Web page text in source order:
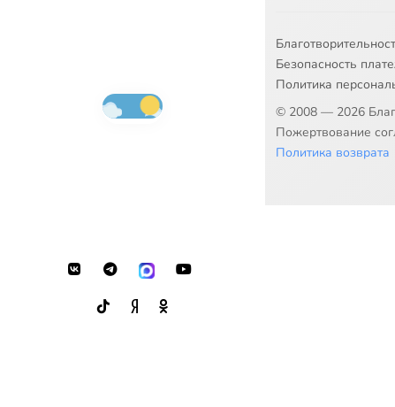
Безопасность
Политика
© 2008 — 2026
Пожертвование
Политика возврата